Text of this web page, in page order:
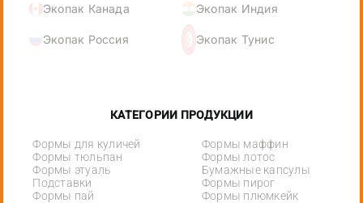
Экопак Канада Экопак Индия
Экопак Россия Экопак Тунис
КАТЕГОРИИ ПРОДУКЦИИ
Формы для куличей
Формы маффин
Формы тюльпан
Формы лотос
Формы этуаль
Бумажные капсулы
Подставки
Формы пирог
Формы пай
Формы плюмкейк